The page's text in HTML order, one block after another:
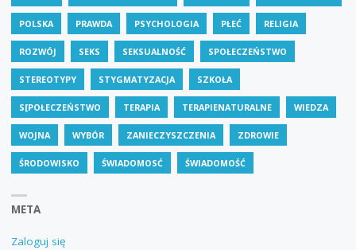
POLSKA PRAWDA PSYCHOLOGIA PŁEĆ RELIGIA
ROZWÓJ SEKS SEKSUALNOŚĆ SPOŁECZEŃSTWO
STEREOTYPY STYGMATYZACJA SZKOŁA
S[POŁECZEŃSTWO TERAPIA TERAPIENATURALNE WIEDZA
WOJNA WYBÓR ZANIECZYSZCZENIA ZDROWIE
ŚRODOWISKO ŚWIADOMOSĆ ŚWIADOMOŚĆ
META
Zaloguj się